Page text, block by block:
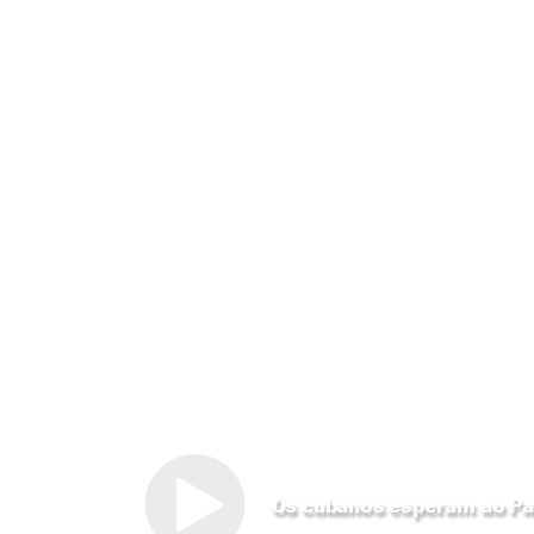
Os cubanos esperam ao